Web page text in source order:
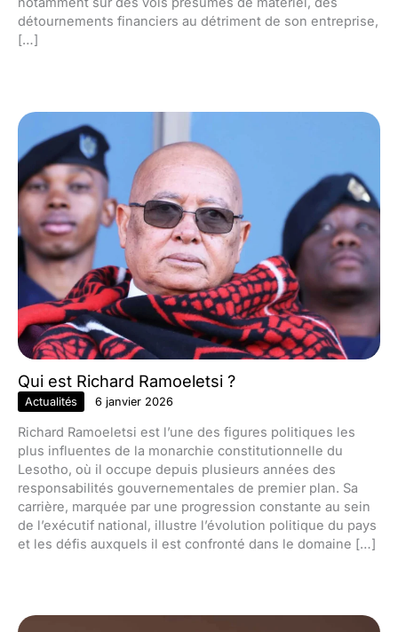
détournements financiers au détriment de son entreprise,
[…]
Qui est Richard Ramoeletsi ?
Actualités 6 janvier 2026
Richard Ramoeletsi est l’une des figures politiques les
plus influentes de la monarchie constitutionnelle du
Lesotho, où il occupe depuis plusieurs années des
responsabilités gouvernementales de premier plan. Sa
carrière, marquée par une progression constante au sein
de l’exécutif national, illustre l’évolution politique du pays
et les défis auxquels il est confronté dans le domaine […]